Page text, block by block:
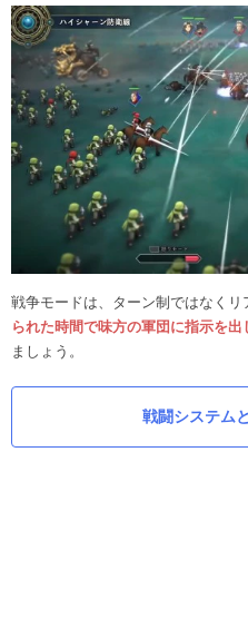
戦争モードは、ターン制ではなくリ
られた時間で味方の軍団に指示を
ましょう。
戦闘システム